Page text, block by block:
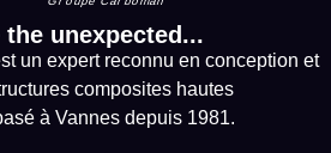
unexpected...
un expert reconnu en conception et
composites hautes
à Vannes depuis 1981.